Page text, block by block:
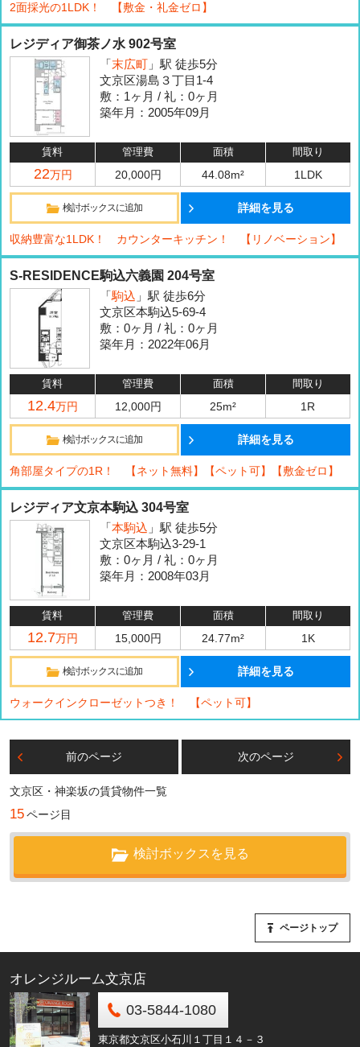
2面採光の1LDK！ 【敷金・礼金ゼロ】
レジディア御茶ノ水 902号室
「 末広町 」駅 徒歩5分
文京区湯島３丁目1-4
敷：1ヶ月 / 礼：0ヶ月
築年月：2005年09月
賃料 管理費 面積 間取り
22万円 20,000円 44.08m² 1LDK
検討ボックスに追加 詳細を見る
収納豊富な1LDK！ カウンターキッチン！ 【リノベーション】
S-RESIDENCE駒込六義園 204号室
「 駒込 」駅 徒歩6分
文京区本駒込5-69-4
敷：0ヶ月 / 礼：0ヶ月
築年月：2022年06月
賃料 管理費 面積 間取り
12.4万円 12,000円 25m² 1R
検討ボックスに追加 詳細を見る
角部屋タイプの1R！ 【ネット無料】【ペット可】【敷金ゼロ】
レジディア文京本駒込 304号室
「 本駒込 」駅 徒歩5分
文京区本駒込3-29-1
敷：0ヶ月 / 礼：0ヶ月
築年月：2008年03月
賃料 管理費 面積 間取り
12.7万円 15,000円 24.77m² 1K
検討ボックスに追加 詳細を見る
ウォークインクローゼットつき！ 【ペット可】
前のページ 次のページ
文京区・神楽坂の賃貸物件一覧
15ページ目
検討ボックスを見る
ページトップ
オレンジルーム文京店
03-5844-1080
東京都文京区小石川１丁目１４－３